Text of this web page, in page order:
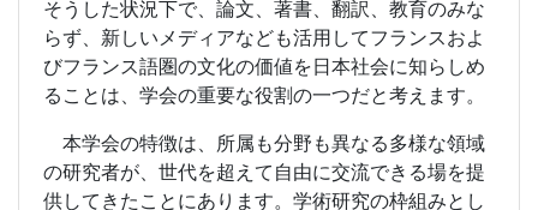
そうした状況下で、論文、著書、翻訳、教育のみな
らず、新しいメディアなども活用してフランスおよ
びフランス語圏の文化の価値を日本社会に知らしめ
ることは、学会の重要な役割の一つだと考えます。
本学会の特徴は、所属も分野も異なる多様な領域
の研究者が、世代を超えて自由に交流できる場を提
供してきたことにあります。学術研究の枠組みとし